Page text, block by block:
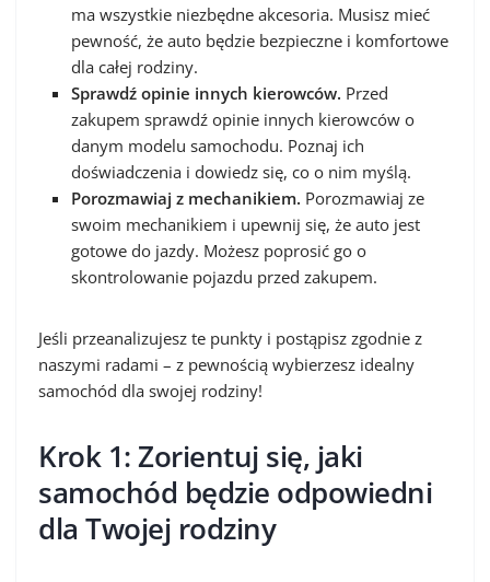
ma wszystkie niezbędne akcesoria. Musisz mieć
pewność, że auto będzie bezpieczne i komfortowe
dla całej rodziny.
Sprawdź opinie innych kierowców. Przed
zakupem sprawdź opinie innych kierowców o
danym modelu samochodu. Poznaj ich
doświadczenia i dowiedz się, co o nim myślą.
Porozmawiaj z mechanikiem. Porozmawiaj ze
swoim mechanikiem i upewnij się, że auto jest
gotowe do jazdy. Możesz poprosić go o
skontrolowanie pojazdu przed zakupem.
Jeśli przeanalizujesz te punkty i postąpisz zgodnie z
naszymi radami – z pewnością wybierzesz idealny
samochód dla swojej rodziny!
Krok 1: Zorientuj się, jaki
samochód będzie odpowiedni
dla Twojej rodziny